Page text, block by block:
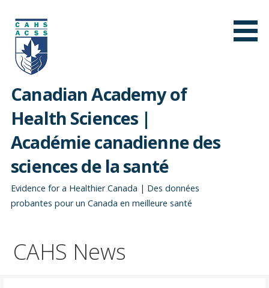
contenu
Canadian Academy of
Health Sciences |
Académie canadienne des
sciences de la santé
Evidence for a Healthier Canada | Des données
probantes pour un Canada en meilleure santé
CAHS News